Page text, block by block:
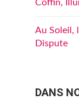
Coffin,
Au Soleil,
Dispute
DANS